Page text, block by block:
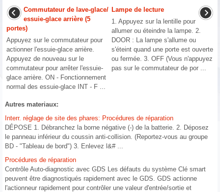
Commutateur de lave-glace/
essuie-glace arrière (5
portes)
Appuyez sur le commutateur pour
actionner l'essuie-glace arrière.
Appuyez de nouveau sur le
commutateur pour arrêter l'essuie-
glace arrière. ON - Fonctionnement
normal des essuie-glace INT - F ...
Lampe de lecture
1. Appuyez sur la lentille pour
allumer ou éteindre la lampe. 2.
DOOR : La lampe s'allume ou
s'éteint quand une porte est ouverte
ou fermée. 3. OFF (Vous n'appuyez
pas sur le commutateur de por ...
Autres materiaux:
Interr. réglage de site des phares: Procédures de réparation
DÉPOSE 1. Débranchez la borne négative (-) de la batterie. 2. Déposez
le panneau inférieur du coussin anti-collision. (Reportez-vous au groupe
BD - "Tableau de bord") 3. Enlevez l&# ...
Procédures de réparation
Contrôle Auto-diagnostic avec GDS Les défauts du système Clé smart
peuvent être diagnostiqués rapidement avec le GDS. GDS actionne
l'actionneur rapidement pour contrôler une valeur d'entrée/sortie et